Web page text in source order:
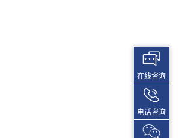
在线咨询
电话咨询